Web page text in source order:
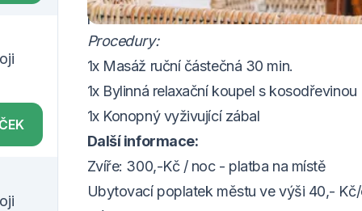
parkování přímo u budovy hotelu
Procedury:
1x Masáž ruční částečná 30 min.
1x Bylinná relaxační koupel s kosodřevinou
1x Konopný vyživující zábal
Další informace:
Zvíře: 300,-Kč / noc - platba na místě
Ubytovací poplatek městu ve výši 40,-